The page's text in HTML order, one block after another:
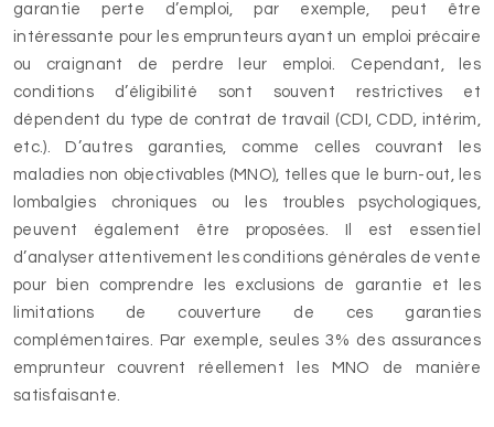
garantie perte d’emploi, par exemple, peut être
intéressante pour les emprunteurs ayant un emploi précaire
ou craignant de perdre leur emploi. Cependant, les
conditions d’éligibilité sont souvent restrictives et
dépendent du type de contrat de travail (CDI, CDD, intérim,
etc.). D’autres garanties, comme celles couvrant les
maladies non objectivables (MNO), telles que le burn-out, les
lombalgies chroniques ou les troubles psychologiques,
peuvent également être proposées. Il est essentiel
d’analyser attentivement les conditions générales de vente
pour bien comprendre les exclusions de garantie et les
limitations de couverture de ces garanties
complémentaires. Par exemple, seules 3% des assurances
emprunteur couvrent réellement les MNO de manière
satisfaisante.